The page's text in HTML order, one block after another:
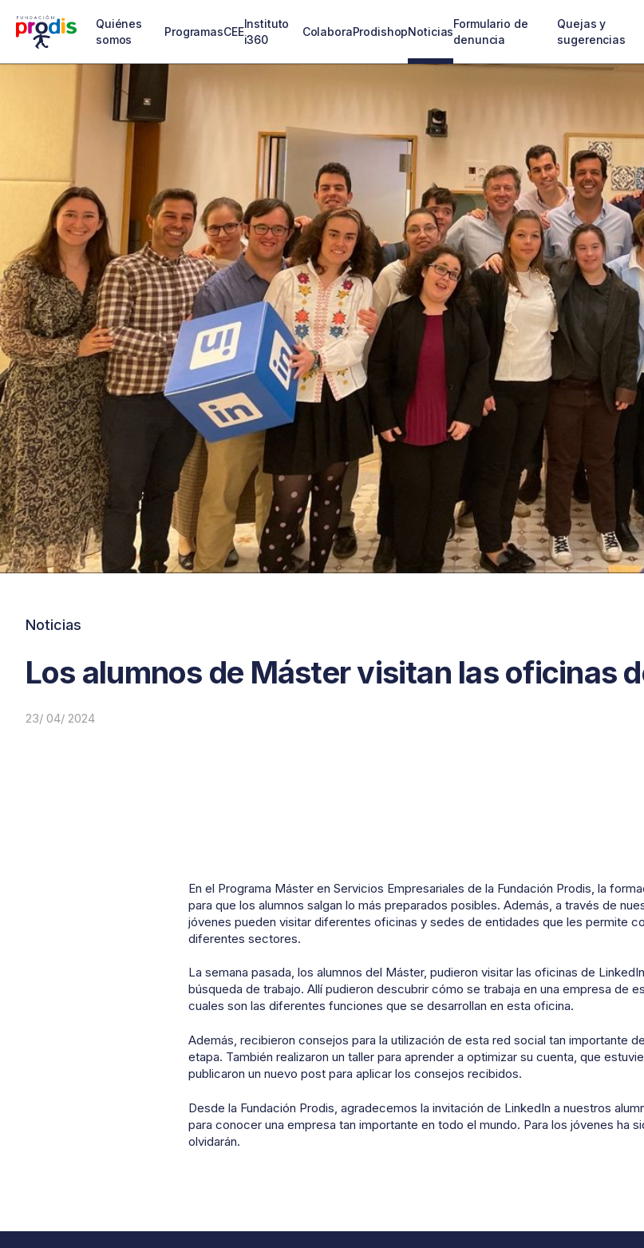
Quiénes
somos
ProgramasCEE
Instituto
i360
ColaboraProdishopNoticias
Formulario de
denuncia
Quejas y
sugerencias
Noticias
Los alumnos de Máster visitan las oficinas
23/ 04/ 2024
En el Programa Máster en Servicios Empresariales de la Fundación Prodis, la
para que los alumnos salgan lo más preparados posibles. Además, a través de
jóvenes pueden visitar diferentes oficinas y sedes de entidades que les permite
diferentes sectores.
La semana pasada, los alumnos del Máster, pudieron visitar las oficinas de
búsqueda de trabajo. Allí pudieron descubrir cómo se trabaja en una empresa de
cuales son las diferentes funciones que se desarrollan en esta oficina.
Además, recibieron consejos para la utilización de esta red social tan importante
etapa. También realizaron un taller para aprender a optimizar su cuenta, que
publicaron un nuevo post para aplicar los consejos recibidos.
Desde la Fundación Prodis, agradecemos la invitación de LinkedIn a nuestros
para conocer una empresa tan importante en todo el mundo. Para los jóvenes ha
olvidarán.